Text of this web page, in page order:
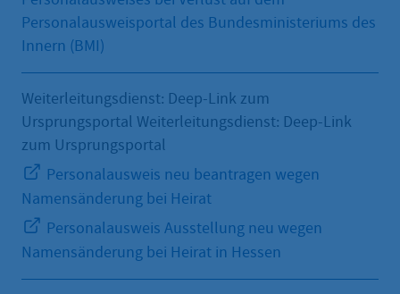
Personalausweisportal des Bundesministeriums des
Innern (BMI)
Weiterleitungsdienst: Deep-Link zum
Ursprungsportal Weiterleitungsdienst: Deep-Link
zum Ursprungsportal
Personalausweis neu beantragen wegen
Namensänderung bei Heirat
Personalausweis Ausstellung neu wegen
Namensänderung bei Heirat in Hessen